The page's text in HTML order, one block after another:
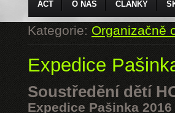
ACT O NÁS ČLÁNKY
Kategorie:Organizačně
Expedice
Soustředění dětí
Expedice Pašinka 2016